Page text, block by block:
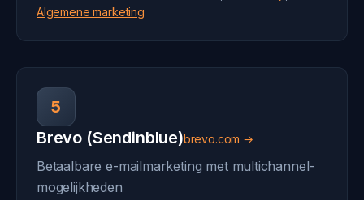
Algemene marketing
5
Brevo (Sendinblue)brevo.com →
Betaalbare e-mailmarketing met multichannel-
mogelijkheden